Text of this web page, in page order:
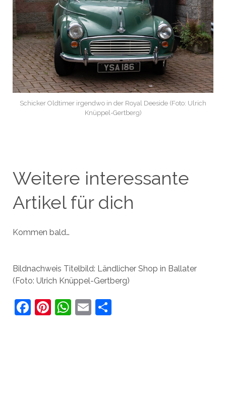
Schicker Oldtimer irgendwo in der Royal Deeside (Foto: Ulrich
Knüppel-Gertberg)
Weitere interessante
Artikel für dich
Kommen bald…
Bildnachweis Titelbild: Ländlicher Shop in Ballater
(Foto: Ulrich Knüppel-Gertberg)
F Pi WE T